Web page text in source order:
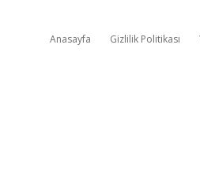
Anasayfa Gizlilik Politikası